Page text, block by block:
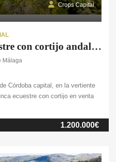
Crops Capital
En venta finca ecuestre con cortijo andaluz cerca de Córdoba
Málaga
Córdoba capital, en la vertiente
ecuestre con cortijo en venta
típicos del campo cordobés. El
dos plantas, conserva el […]
1.200.000€